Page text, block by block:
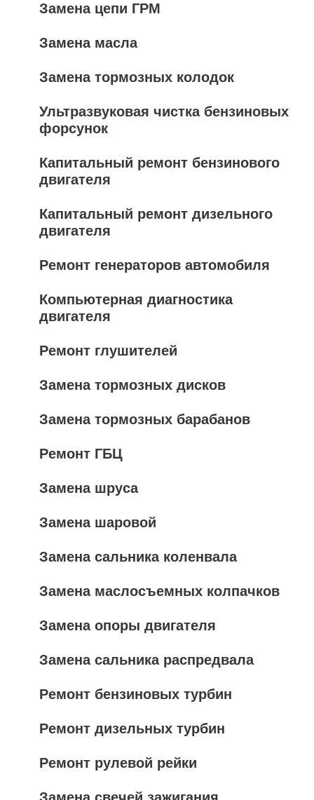
Замена цепи ГРМ
Замена масла
Замена тормозных колодок
Ультразвуковая чистка бензиновых
форсунок
Капитальный ремонт бензинового
двигателя
Капитальный ремонт дизельного
двигателя
Ремонт генераторов автомобиля
Компьютерная диагностика
двигателя
Ремонт глушителей
Замена тормозных дисков
Замена тормозных барабанов
Ремонт ГБЦ
Замена шруса
Замена шаровой
Замена сальника коленвала
Замена маслосъемных колпачков
Замена опоры двигателя
Замена сальника распредвала
Ремонт бензиновых турбин
Ремонт дизельных турбин
Ремонт рулевой рейки